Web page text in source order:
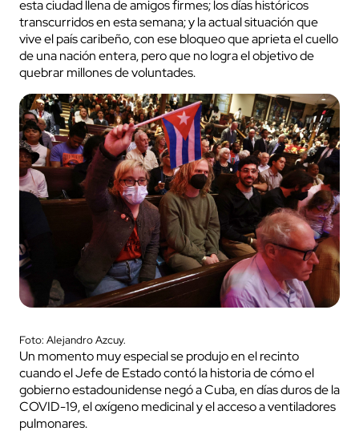
esta ciudad llena de amigos firmes; los días históricos
transcurridos en esta semana; y la actual situación que
vive el país caribeño, con ese bloqueo que aprieta el cuello
de una nación entera, pero que no logra el objetivo de
quebrar millones de voluntades.
Foto: Alejandro Azcuy.
Un momento muy especial se produjo en el recinto
cuando el Jefe de Estado contó la historia de cómo el
gobierno estadounidense negó a Cuba, en días duros de la
COVID-19, el oxígeno medicinal y el acceso a ventiladores
pulmonares.